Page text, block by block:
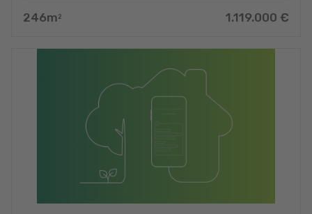
246m 2 1.119.000 €